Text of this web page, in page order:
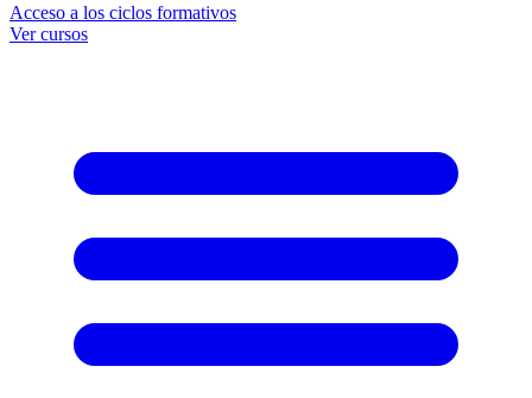
Acceso a los ciclos formativos
Ver cursos